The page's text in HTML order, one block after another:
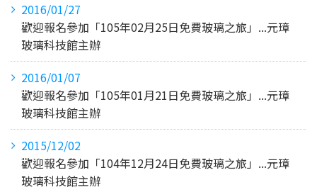
2016/01/27
歡迎報名參加「105年02月25日免費玻璃之旅」...元璋
玻璃科技館主辦
2016/01/07
歡迎報名參加「105年01月21日免費玻璃之旅」...元璋
玻璃科技館主辦
2015/12/02
歡迎報名參加「104年12月24日免費玻璃之旅」...元璋
玻璃科技館主辦